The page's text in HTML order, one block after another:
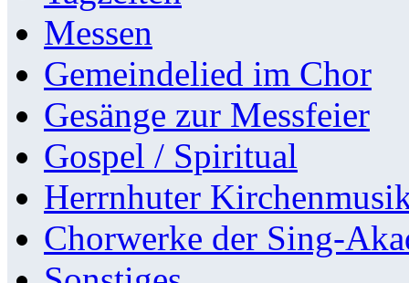
Messen
Gemeindelied im Chor
Gesänge zur Messfeier
Gospel / Spiritual
Herrnhuter
Chorwerke der Sing-